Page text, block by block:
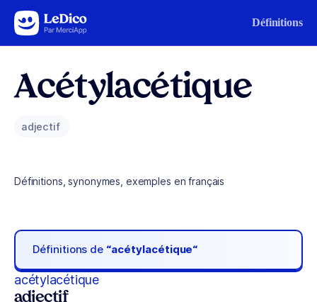
Aller au contenu Définitions
Acétylacétique
adjectif
Définitions, synonymes, exemples en français
Définitions de “acétylacétique“
acétylacétique
adjectif